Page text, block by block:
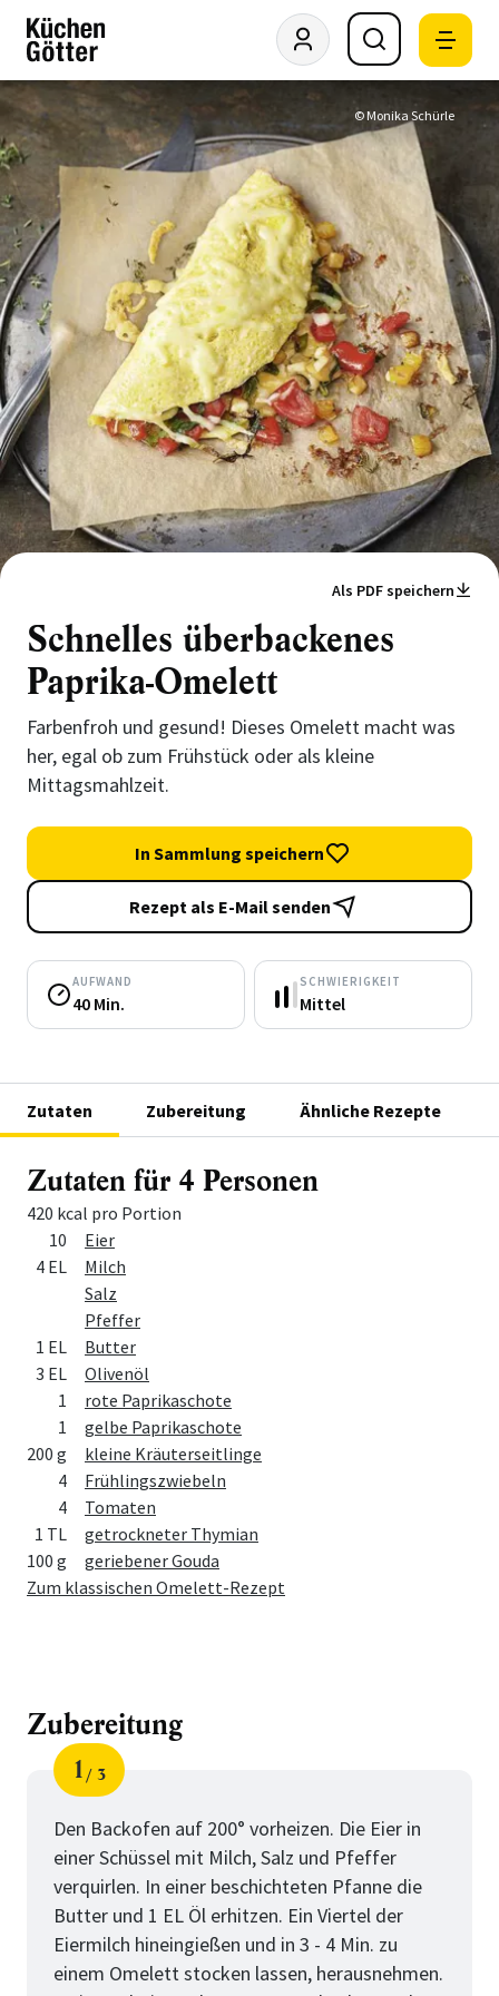
© Monika Schürle
Als PDF speichern
Schnelles überbackenes
Paprika-Omelett
Farbenfroh und gesund! Dieses Omelett macht was
her, egal ob zum Frühstück oder als kleine
Mittagsmahlzeit.
In Sammlung speichern
Rezept als E-Mail senden
AUFWAND
40 Min.
SCHWIERIGKEIT
Mittel
Zutaten Zubereitung Ähnliche Rezepte
Zutaten für 4 Personen
420 kcal pro Portion
Menge
Zutat
10
Eier
4 EL
Milch
Salz
Pfeffer
1 EL
Butter
3 EL
Olivenöl
1
rote Paprikaschote
1
gelbe Paprikaschote
200 g
kleine Kräuterseitlinge
4
Frühlingszwiebeln
4
Tomaten
1 TL
getrockneter Thymian
100 g
geriebener Gouda
Zum klassischen Omelett-Rezept
Zubereitung
Schritt
1
von
3
Den Backofen auf 200° vorheizen. Die Eier in
einer Schüssel mit Milch, Salz und Pfeffer
verquirlen. In einer beschichteten Pfanne die
Butter und 1 EL Öl erhitzen. Ein Viertel der
Eiermilch hineingießen und in 3 - 4 Min. zu
einem Omelett stocken lassen, herausnehmen.